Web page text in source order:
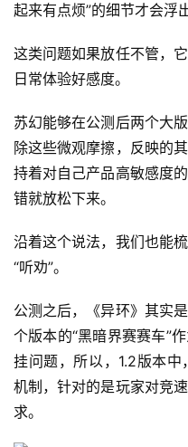
起来有点烦”的细节才会浮
这类问题如果放任不管，
日常体验好感度。
苏幻能够在公测后两个大
除这些微观摩擦，反映的
持着对自己产品高敏感度
错就放松下来。
沿着这个说法，我们也能
“听劝”。
公测之后，《异环》其实
个版本的“黑暗界赛赛车”
挂问题，所以，1.2版本
机制，针对的是玩家对竞
求。